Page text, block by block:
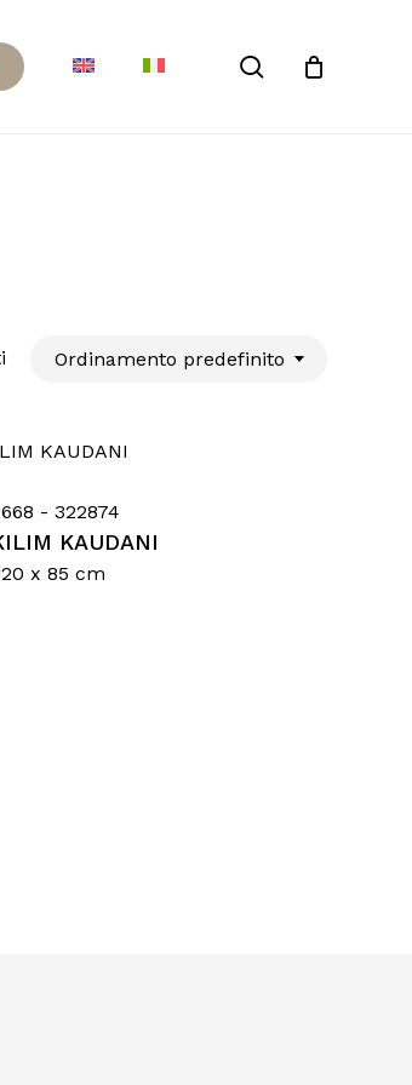
search
nel carrello.
Ordinamento predefinito
- 322874
KAUDANI
x 85 cm